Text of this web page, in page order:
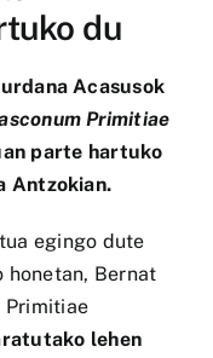
du
Acasusok
Primitiae
parte hartuko
Antzokian.
egingo dute
honetan, Bernat
Primitiae
lehen